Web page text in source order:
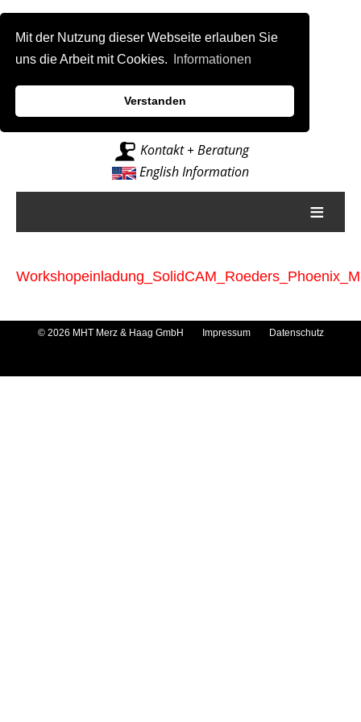
Mit der Nutzung dieser Webseite erlauben Sie
uns die Arbeit mit Cookies.
Informationen
Verstanden
Intelligenz für Fräsmaschinen
Kontakt + Beratung
English Information
≡
© 2026 MHT Merz & Haag GmbH Impressum Datenschutz